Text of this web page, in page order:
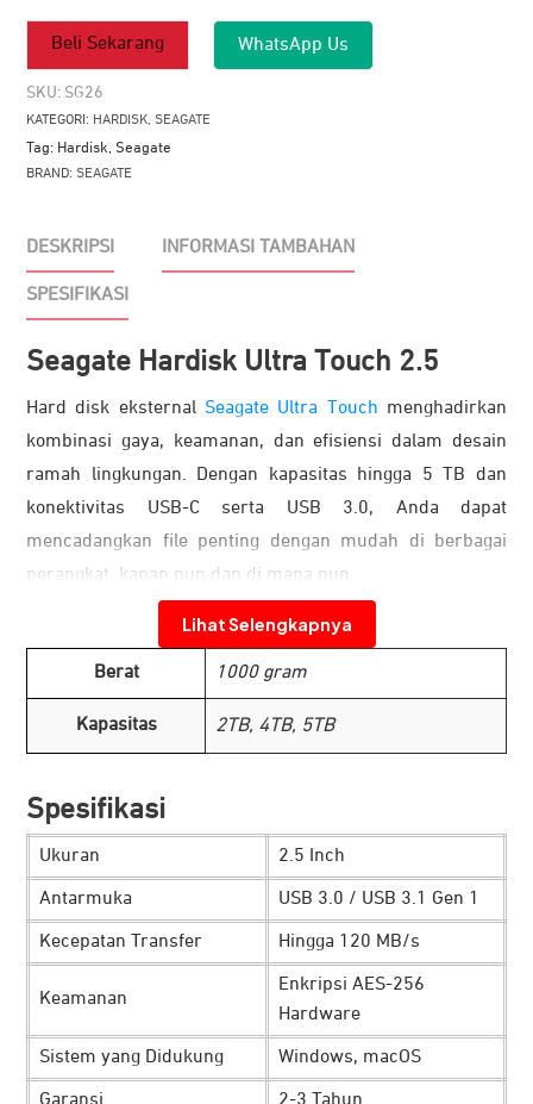
Seagate
Hardisk
Touch
2.5
Beli Sekarang WhatsApp Us
SKU: SG26
KATEGORI: HARDISK, SEAGATE
Tag: Hardisk Seagate
BRAND: SEAGATE
DESKRIPSI INFORMASI TAMBAHAN
SPESIFIKASI
Seagate Hardisk Ultra Touch 2.5
Hard disk eksternal Seagate Ultra Touch menghadirkan
kombinasi gaya, keamanan, dan efisiensi dalam desain
ramah lingkungan. Dengan kapasitas hingga 5 TB dan
konektivitas USB-C serta USB 3.0, Anda dapat
mencadangkan file penting dengan mudah di berbagai
perangkat, kapan pun dan di mana pun.
Desain Tangguh dan Ramah Lingkungan
Dibuat dengan material yang ramah lingkungan,
ini mengandung setidaknya 30% bahan daur
ulang pascakonsumen. Kemasannya pun 100% dapat
didaur ulang, mencerminkan komitmen pada desain yang
ramah lingkungan. Selain itu, Seagate Ultra Touch hadir
Lihat Selengkapnya
Berat 1000 gram
Kapasitas 2TB, 4TB, 5TB
Spesifikasi
Ukuran 2.5 Inch
Antarmuka USB 3.0 / USB 3.1 Gen 1
Kecepatan Transfer Hingga 120 MB/s
Keamanan
Enkripsi AES-256
Hardware
Sistem yang Didukung Windows, macOS
Garansi 2-3 Tahun